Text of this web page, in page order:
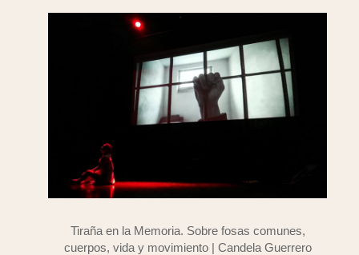
Tiraña en la Memoria. Sobre fosas comunes,
cuerpos, vida y movimiento | Candela Guerrero